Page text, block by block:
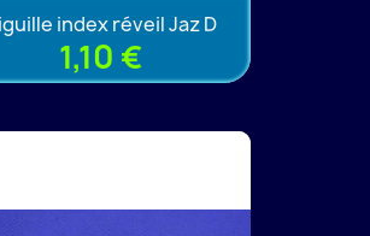
index réveil Jaz D
1,10 €